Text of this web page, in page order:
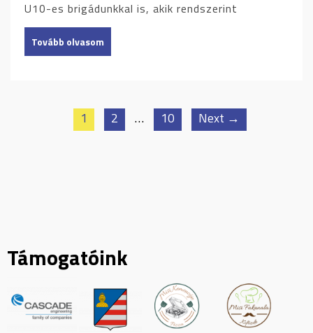
U10-es brigádunkkal is, akik rendszerint
Tovább olvasom
1 2 … 10 Next →
Támogatóink